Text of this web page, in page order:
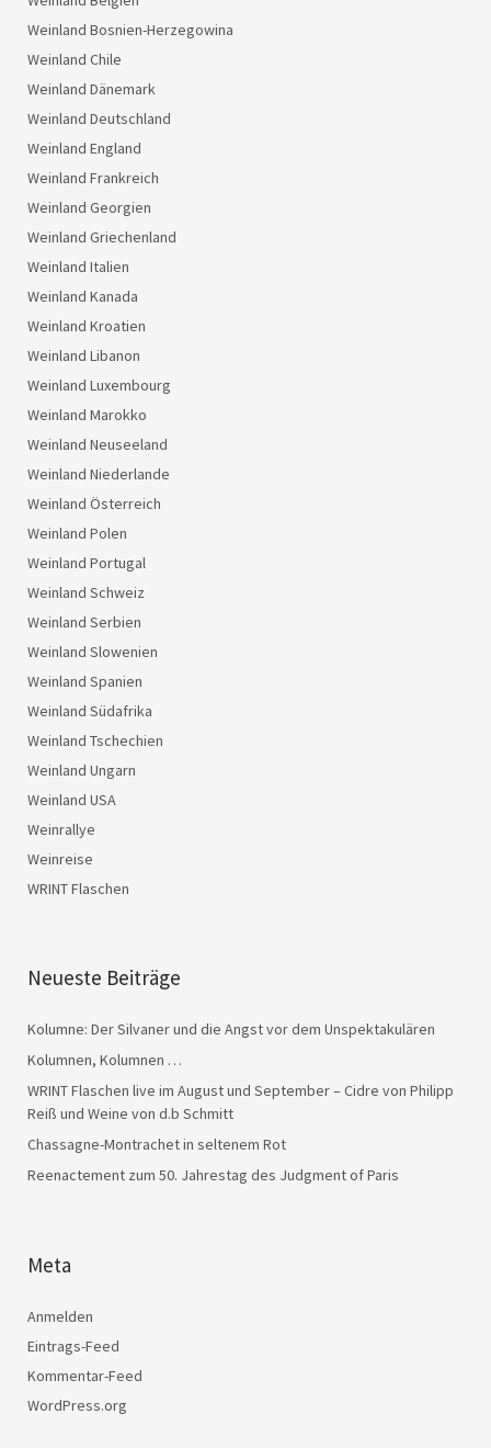
Weinland Bosnien-Herzegowina
Weinland Chile
Weinland Dänemark
Weinland Deutschland
Weinland England
Weinland Frankreich
Weinland Georgien
Weinland Griechenland
Weinland Italien
Weinland Kanada
Weinland Kroatien
Weinland Libanon
Weinland Luxembourg
Weinland Marokko
Weinland Neuseeland
Weinland Niederlande
Weinland Österreich
Weinland Polen
Weinland Portugal
Weinland Schweiz
Weinland Serbien
Weinland Slowenien
Weinland Spanien
Weinland Südafrika
Weinland Tschechien
Weinland Ungarn
Weinland USA
Weinrallye
Weinreise
WRINT Flaschen
Neueste Beiträge
Kolumne: Der Silvaner und die Angst vor dem Unspektakulären
Kolumnen, Kolumnen …
WRINT Flaschen live im August und September – Cidre von Philipp
Reiß und Weine von d.b Schmitt
Chassagne-Montrachet in seltenem Rot
Reenactement zum 50. Jahrestag des Judgment of Paris
Meta
Anmelden
Eintrags-Feed
Kommentar-Feed
WordPress.org